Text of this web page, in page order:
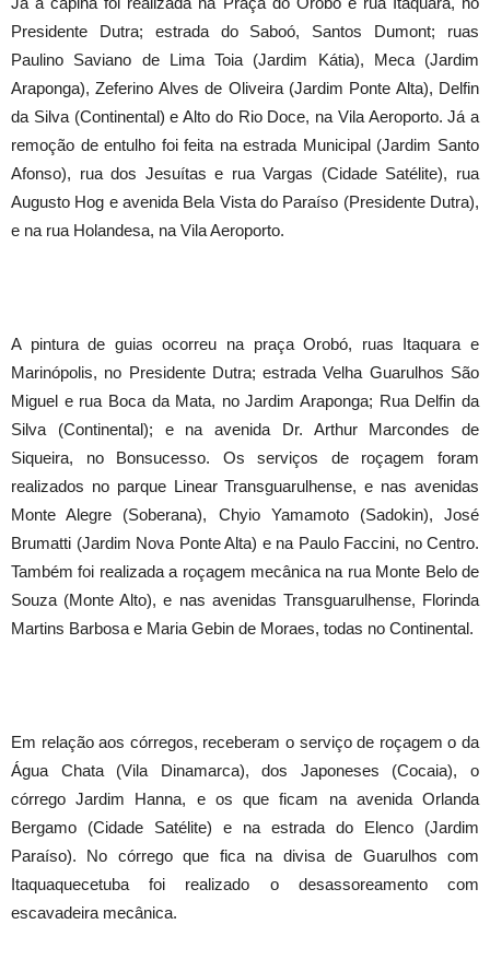
Presidente Dutra; estrada do Saboó, Santos Dumont; ruas
Paulino Saviano de Lima Toia (Jardim Kátia), Meca (Jardim
Araponga), Zeferino Alves de Oliveira (Jardim Ponte Alta), Delfin
da Silva (Continental) e Alto do Rio Doce, na Vila Aeroporto. Já a
remoção de entulho foi feita na estrada Municipal (Jardim Santo
Afonso), rua dos Jesuítas e rua Vargas (Cidade Satélite), rua
Augusto Hog e avenida Bela Vista do Paraíso (Presidente Dutra),
e na rua Holandesa, na Vila Aeroporto.
A pintura de guias ocorreu na praça Orobó, ruas Itaquara e
Marinópolis, no Presidente Dutra; estrada Velha Guarulhos São
Miguel e rua Boca da Mata, no Jardim Araponga; Rua Delfin da
Silva (Continental); e na avenida Dr. Arthur Marcondes de
Siqueira, no Bonsucesso. Os serviços de roçagem foram
realizados no parque Linear Transguarulhense, e nas avenidas
Monte Alegre (Soberana), Chyio Yamamoto (Sadokin), José
Brumatti (Jardim Nova Ponte Alta) e na Paulo Faccini, no Centro.
Também foi realizada a roçagem mecânica na rua Monte Belo de
Souza (Monte Alto), e nas avenidas Transguarulhense, Florinda
Martins Barbosa e Maria Gebin de Moraes, todas no Continental.
Em relação aos córregos, receberam o serviço de roçagem o da
Água Chata (Vila Dinamarca), dos Japoneses (Cocaia), o
córrego Jardim Hanna, e os que ficam na avenida Orlanda
Bergamo (Cidade Satélite) e na estrada do Elenco (Jardim
Paraíso). No córrego que fica na divisa de Guarulhos com
Itaquaquecetuba foi realizado o desassoreamento com
escavadeira mecânica.